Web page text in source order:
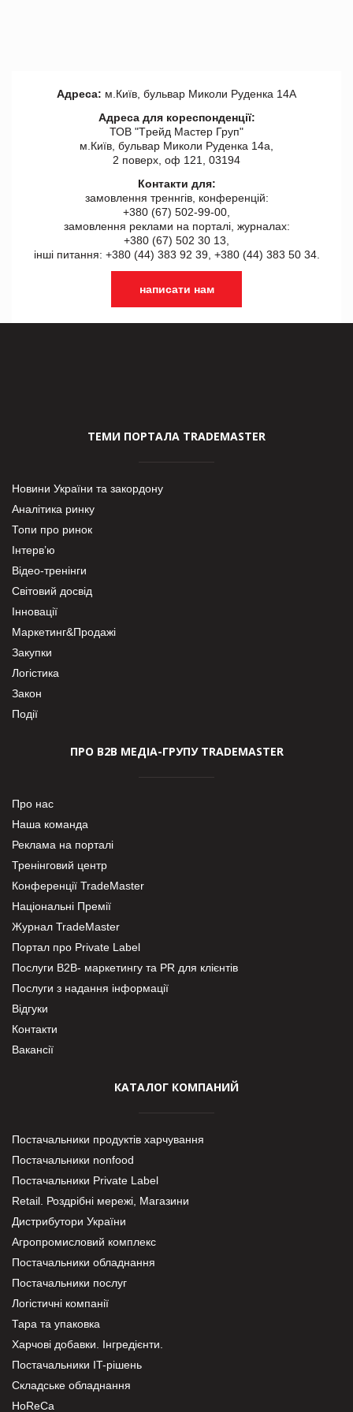
Адреса: м.Київ, бульвар Миколи Руденка 14А
Адреса для кореспонденції:
ТОВ "Tрейд Мастер Груп"
м.Київ, бульвар Миколи Руденка 14а,
2 поверх, оф 121, 03194
Контакти для:
замовлення треннгів, конференцій:
+380 (67) 502-99-00,
замовлення реклами на порталі, журналах:
+380 (67) 502 30 13,
інші питання: +380 (44) 383 92 39, +380 (44) 383 50 34.
написати нам
ТЕМИ ПОРТАЛА TRADEMASTER
Новини України та закордону
Аналітика ринку
Топи про ринок
Інтерв’ю
Відео-тренінги
Світовий досвід
Інновації
Маркетинг&Продажі
Закупки
Логістика
Закон
Події
ПРО В2В МЕДІА-ГРУПУ TRADEMASTER
Про нас
Наша команда
Реклама на порталі
Тренінговий центр
Конференції TradeMaster
Національні Премії
Журнал TradeMaster
Портал про Private Label
Послуги В2В- маркетингу та PR для клієнтів
Послуги з надання інформації
Відгуки
Контакти
Вакансії
КАТАЛОГ КОМПАНИЙ
Постачальники продуктів харчування
Постачальники nonfood
Постачальники Private Label
Retail. Роздрібні мережі, Магазини
Дистрибутори України
Агропромисловий комплекс
Постачальники обладнання
Постачальники послуг
Логістичні компанії
Тара та упаковка
Харчові добавки. Інгредієнти.
Постачальники IT-рішень
Складське обладнання
HoReCa